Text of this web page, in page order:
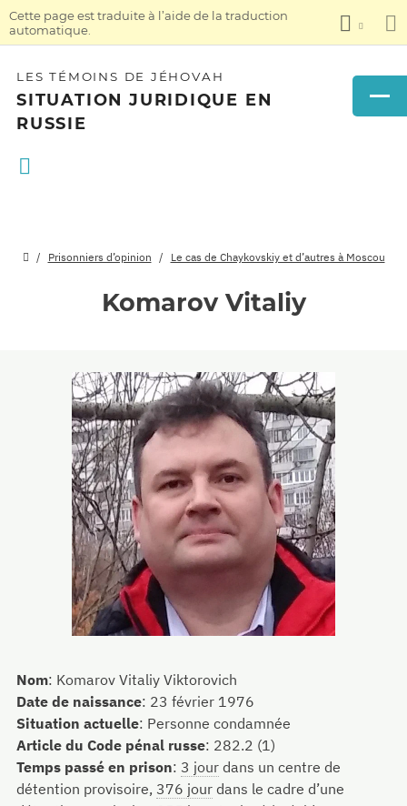
Cette page est traduite à l’aide de la traduction
automatique.
LES TÉMOINS DE JÉHOVAH
SITUATION JURIDIQUE EN
RUSSIE
Prisonniers d’opinion Le cas de Chaykovskiy et d’autres à Moscou
Komarov Vitaliy
Nom: Komarov Vitaliy Viktorovich
Date de naissance: 23 février 1976
Situation actuelle: Personne condamnée
Article du Code pénal russe: 282.2 (1)
Temps passé en prison: 3 jour dans un centre de
détention provisoire, 376 jour dans le cadre d’une